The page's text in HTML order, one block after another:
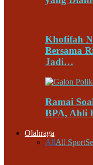
Khofifah
Bersama
Jadi…
Ramai
BPA, Ahli
Olahraga
AllAll Sport